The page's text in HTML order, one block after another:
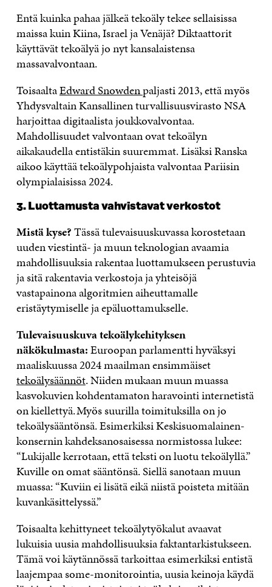
Entä kuinka pahaa jälkeä tekoäly tekee sellaisissa
maissa kuin Kiina, Israel ja Venäjä? Diktaattorit
käyttävät tekoälyä jo nyt kansalaistensa
massavalvontaan.
ToisaaltaEdward Snowdenpaljasti 2013, että myös
Yhdysvaltain Kansallinen turvallisuusvirasto NSA
harjoittaa digitaalista joukkovalvontaa.
Mahdollisuudet valvontaan ovat tekoälyn
aikakaudella entistäkin suuremmat. Lisäksi Ranska
aikoo käyttää tekoälypohjaista valvontaa Pariisin
olympialaisissa 2024.
3. Luottamusta vahvistavat verkostot
Mistä kyse?Tässä tulevaisuuskuvassa korostetaan
uuden viestintä- ja muun teknologian avaamia
mahdollisuuksia rakentaa luottamukseen perustuvia
ja sitä rakentavia verkostoja ja yhteisöjä
vastapainona algoritmien aiheuttamalle
eristäytymiselle ja epäluottamukselle.
Tulevaisuuskuva tekoälykehityksen
näkökulmasta:Euroopan parlamentti hyväksyi
maaliskuussa 2024 maailman ensimmäiset
tekoälysäännöt. Niiden mukaan muun muassa
kasvokuvien kohdentamaton haravointi internetistä
on kiellettyä. Myös suurilla toimituksilla on jo
tekoälysääntönsä. Esimerkiksi Keskisuomalainen-
konsernin kahdeksanosaisessa normistossa lukee:
“Lukijalle kerrotaan, että teksti on luotu tekoälyllä.”
Kuville on omat sääntönsä. Siellä sanotaan muun
muassa: “Kuviin ei lisätä eikä niistä poisteta mitään
kuvankäsittelyssä.”
Toisaalta kehittyneet tekoälytyökalut avaavat
lukuisia uusia mahdollisuuksia faktantarkistukseen.
Tämä voi käytännössä tarkoittaa esimerkiksi entistä
laajempaa some-monitorointia, uusia keinoja käydä